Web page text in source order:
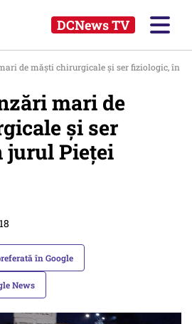
DCNews TV
de măști chirurgicale și ser fiziologic, în
mari de
și ser
jurul Pieței
în Google
News